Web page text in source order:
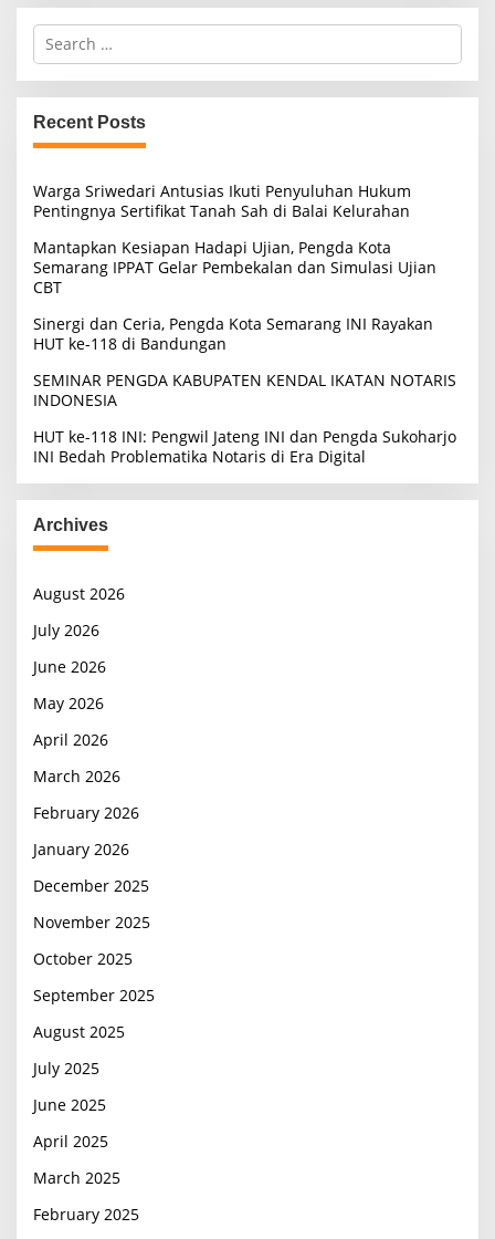
S
r
c
h
f
r
:
Recent Posts
Warga Sriwedari Antusias Ikuti Penyuluhan Hukum
Pentingnya Sertifikat Tanah Sah di Balai Kelurahan
Mantapkan Kesiapan Hadapi Ujian, Pengda Kota
Semarang IPPAT Gelar Pembekalan dan Simulasi Ujian
CBT
Sinergi dan Ceria, Pengda Kota Semarang INI Rayakan
HUT ke-118 di Bandungan
SEMINAR PENGDA KABUPATEN KENDAL IKATAN NOTARIS
INDONESIA
HUT ke-118 INI: Pengwil Jateng INI dan Pengda Sukoharjo
INI Bedah Problematika Notaris di Era Digital
Archives
August 2026
July 2026
June 2026
May 2026
April 2026
March 2026
February 2026
January 2026
December 2025
November 2025
October 2025
September 2025
August 2025
July 2025
June 2025
April 2025
March 2025
February 2025